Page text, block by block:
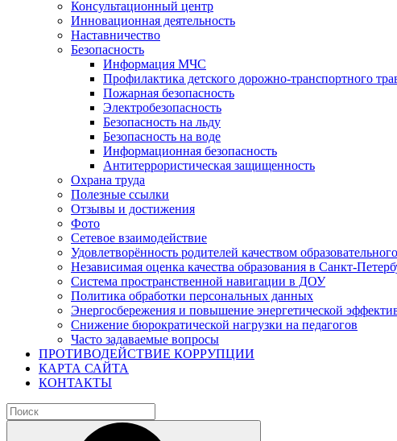
Консультационный центр
Инновационная деятельность
Наставничество
Безопасность
Информация МЧС
Профилактика детского дорожно-транспортного
Пожарная безопасность
Электробезопасность
Безопасность на льду
Безопасность на воде
Информационная безопасность
Антитеррористическая защищенность
Охрана труда
Полезные ссылки
Отзывы и достижения
Фото
Сетевое взаимодействие
Удовлетворённость родителей качеством
Независимая оценка качества образования в Санкт-
Система пространственной навигации в ДОУ
Политика обработки персональных данных
Энергосбережения и повышение энергетической
Снижение бюрократической нагрузки на педагогов
Часто задаваемые вопросы
ПРОТИВОДЕЙСТВИЕ КОРРУПЦИИ
КАРТА САЙТА
КОНТАКТЫ